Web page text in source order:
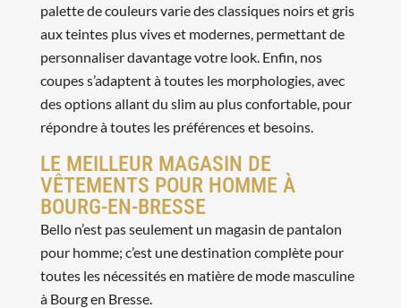
palette de couleurs varie des classiques noirs et gris
aux teintes plus vives et modernes, permettant de
personnaliser davantage votre look. Enfin, nos
coupes s’adaptent à toutes les morphologies, avec
des options allant du slim au plus confortable, pour
répondre à toutes les préférences et besoins.
LE MEILLEUR MAGASIN DE
VÊTEMENTS POUR HOMME À
BOURG-EN-BRESSE
Bello n’est pas seulement un magasin de pantalon
pour homme; c’est une destination complète pour
toutes les nécessités en matière de mode masculine
à Bourg en Bresse.